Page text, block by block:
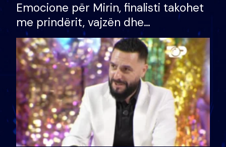
Emocione për Mirin, finalisti takohet
me prindërit, vajzën dhe
bashkëshorten: S’kemi ndonjë letër
divorci apo jo?